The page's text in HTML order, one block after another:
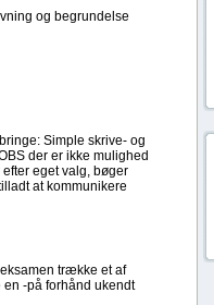
og begrundelse
Simple skrive- og
der er ikke mulighed
eget valg, bøger
at kommunikere
trække et af
-på forhånd ukendt